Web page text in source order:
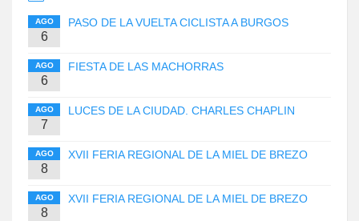
AGO
6
PASO DE LA VUELTA CICLISTA A BURGOS
AGO
6
FIESTA DE LAS MACHORRAS
AGO
7
LUCES DE LA CIUDAD. CHARLES CHAPLIN
AGO
8
XVII FERIA REGIONAL DE LA MIEL DE BREZO
AGO
8
XVII FERIA REGIONAL DE LA MIEL DE BREZO